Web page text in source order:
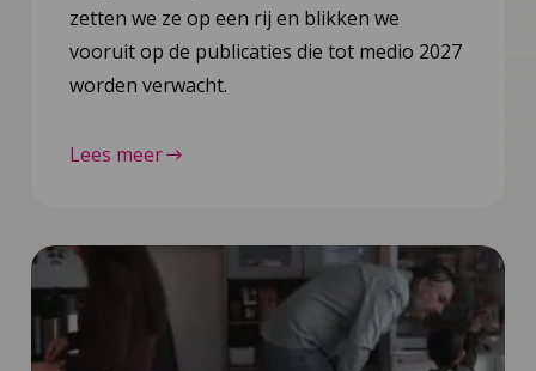
zetten we ze op een rij en blikken we
vooruit op de publicaties die tot medio 2027
worden verwacht.
Lees meer